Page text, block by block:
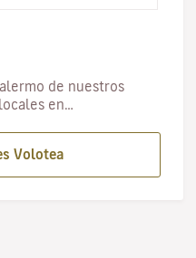
de nuestros
en…
Volotea